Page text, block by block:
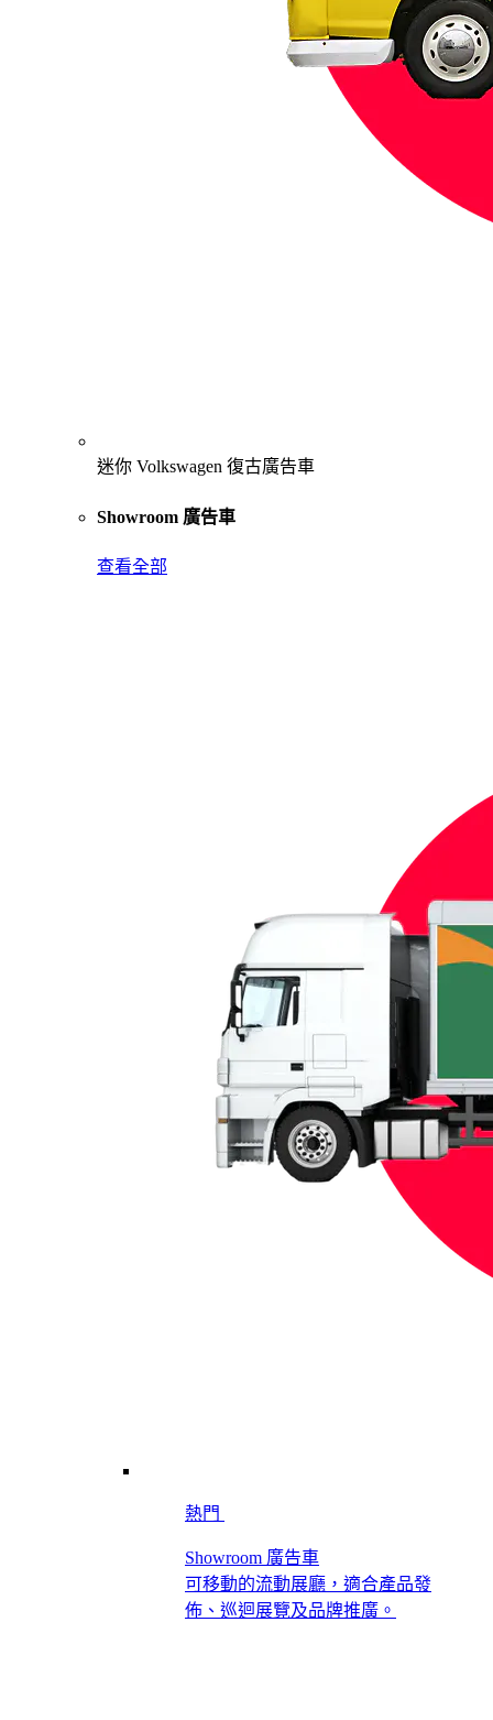
迷你 Volkswagen 復古廣告車
Showroom 廣告車
查看全部
熱門
Showroom 廣告車
可移動的流動展廳，適合產品發
佈、巡迴展覽及品牌推廣。